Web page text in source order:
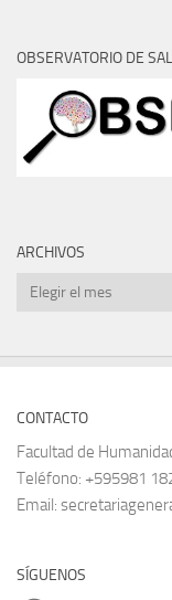
OBSERVATORIO DE
ARCHIVOS
Archivos
CONTACTO
Facultad de
Teléfono: +595981
Email:
SÍGUENOS